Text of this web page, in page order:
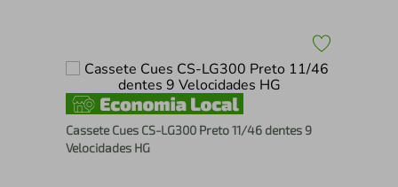
Cassete Cues CS-LG300 Preto 11/46 dentes 9
Velocidades HG